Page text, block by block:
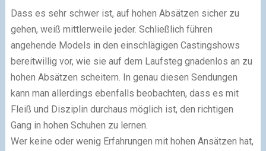
Dass es sehr schwer ist, auf hohen Absätzen sicher zu
gehen, weiß mittlerweile jeder. Schließlich führen
angehende Models in den einschlägigen Castingshows
bereitwillig vor, wie sie auf dem Laufsteg gnadenlos an zu
hohen Absätzen scheitern. In genau diesen Sendungen
kann man allerdings ebenfalls beobachten, dass es mit
Fleiß und Disziplin durchaus möglich ist, den richtigen
Gang in hohen Schuhen zu lernen.
Wer keine oder wenig Erfahrungen mit hohen Ansätzen hat,